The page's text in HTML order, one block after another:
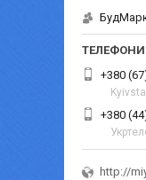
+380
+380
http://